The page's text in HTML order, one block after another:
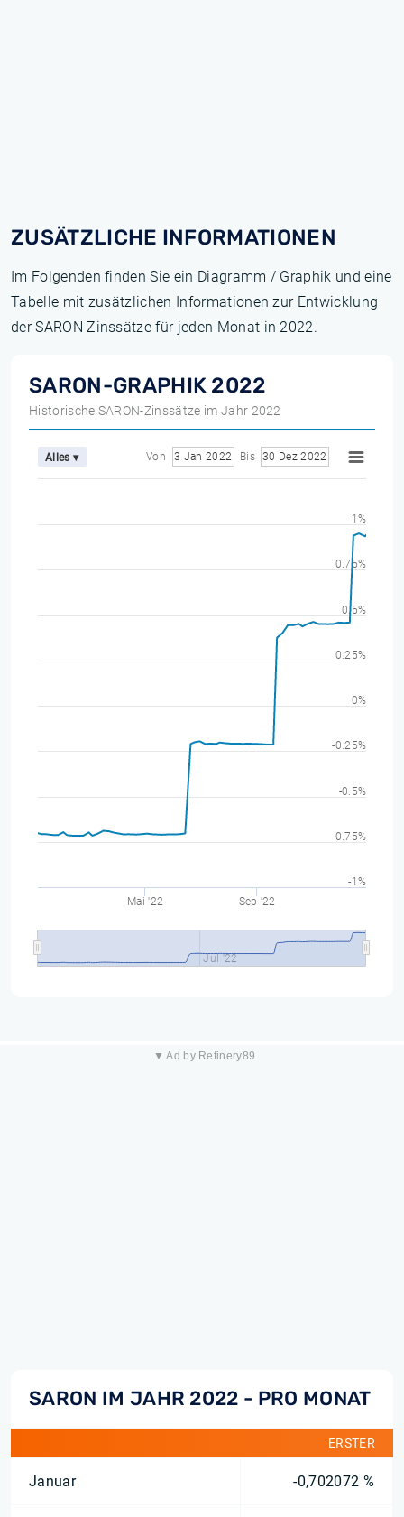
ZUSÄTZLICHE INFORMATIONEN
Im Folgenden finden Sie ein Diagramm / Graphik und eine
Tabelle mit zusätzlichen Informationen zur Entwicklung
der SARON Zinssätze für jeden Monat in 2022.
SARON-GRAPHIK 2022
Historische SARON-Zinssätze im Jahr 2022
Alles ▾ Von 3 Jan 2022 Bis 30 Dez 2022
Mai '22 Sep '22
Jul '22
-1%
-0.75%
-0.5%
-0.25%
0%
0.25%
0.5%
0.75%
1%
▼ Ad by Refinery89
SARON IM JAHR 2022 - PRO MONAT
ERSTER
Januar -0,702072 %